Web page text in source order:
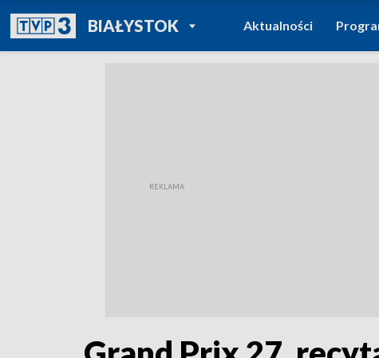
BIAŁYSTOKPOWRÓT DO
TVP REGIONY
Aktualności